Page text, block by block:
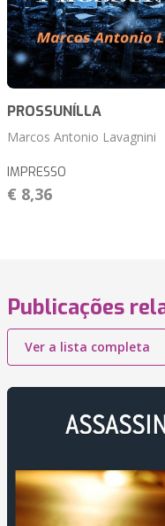
PROSSUNÍLLA
Marcos Antonio Lavagnini
IMPRESSO
€ 8,36
Publicações
Ver a lista completa